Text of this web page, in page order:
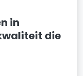
in
die